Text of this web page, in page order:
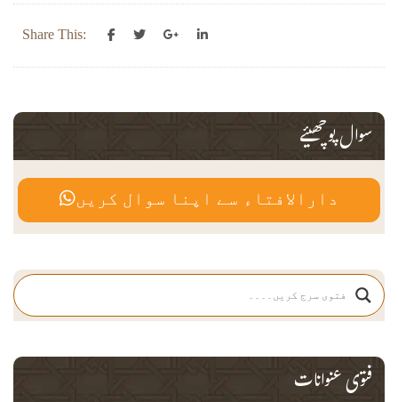
Share This:
سوال پوچھیئے
دارالافتاء سے اپنا سوال کریں
فتوی عنوانات